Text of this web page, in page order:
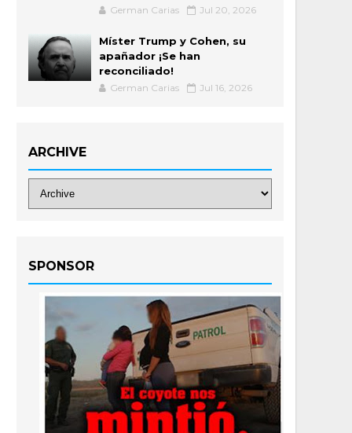
German Carias Jul 20, 2026
Míster Trump y Cohen, su
apañador ¡Se han
reconciliado!
German Carias Jul 16, 2026
ARCHIVE
SPONSOR